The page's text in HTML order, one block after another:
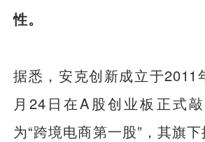
性。
据悉，安克创新成立于2011
月24日在A股创业板正式
为“跨境电商第一股”，其旗